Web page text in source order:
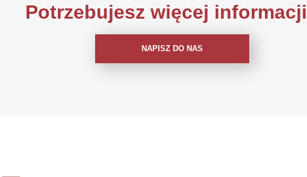
Potrzebujesz więcej
NAPISZ DO NAS